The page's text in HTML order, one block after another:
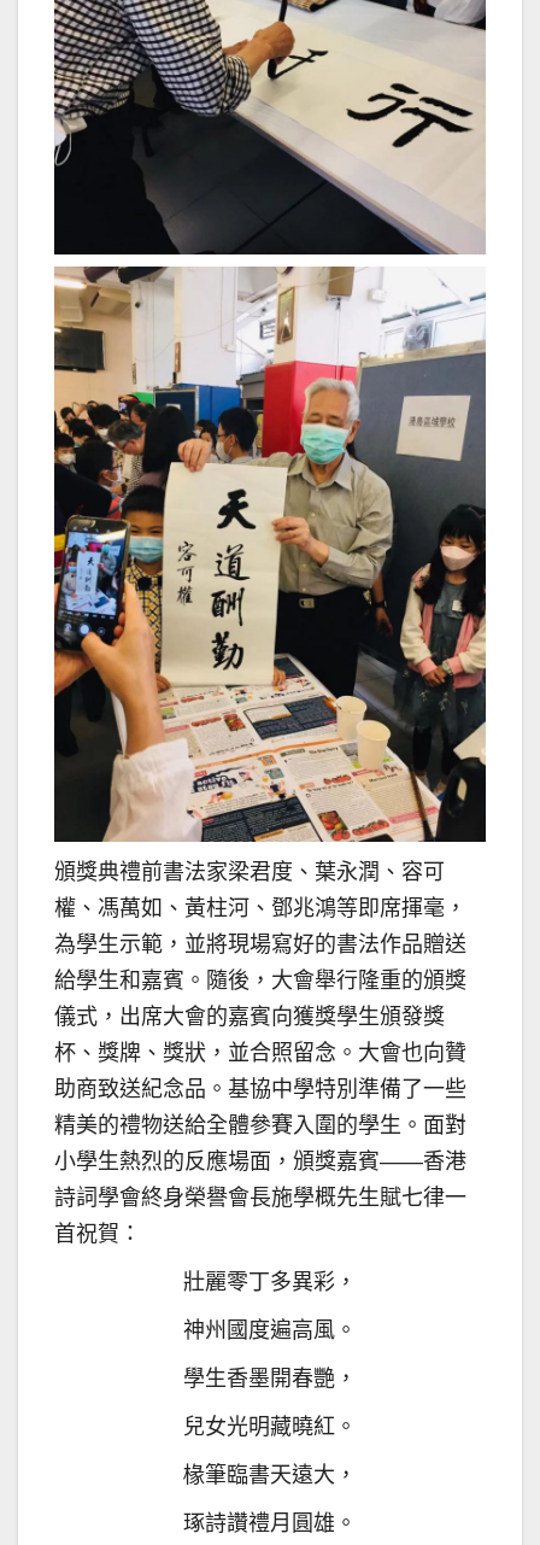
頒獎典禮前書法家梁君度、葉永潤、容可
權、馮萬如、黃柱河、鄧兆鴻等即席揮毫，
為學生示範，並將現場寫好的書法作品贈送
給學生和嘉賓。隨後，大會舉行隆重的頒獎
儀式，出席大會的嘉賓向獲獎學生頒發獎
杯、獎牌、獎狀，並合照留念。大會也向贊
助商致送紀念品。基協中學特別準備了一些
精美的禮物送給全體參賽入圍的學生。面對
小學生熱烈的反應場面，頒獎嘉賓——香港
詩詞學會終身榮譽會長施學概先生賦七律一
首祝賀：
壯麗零丁多異彩，
神州國度遍高風。
學生香墨開春艷，
兒女光明藏曉紅。
椽筆臨書天遠大，
琢詩讚禮月圓雄。